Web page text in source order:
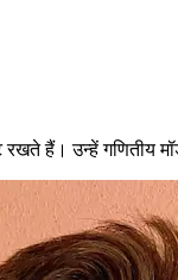
रखते हैं। उन्हें गणितीय